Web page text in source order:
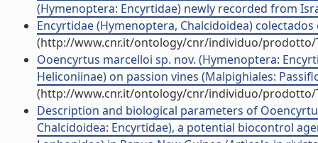
(Hymenoptera: Encyrtidae) newly recorded from
Encyrtidae (Hymenoptera, Chalcidoidea)
(http://www.cnr.it/ontology/cnr/individuo/prodotto/
Ooencyrtus marcelloi sp. nov. (Hymenoptera:
Heliconiinae) on passion vines (Malpighiales:
(http://www.cnr.it/ontology/cnr/individuo/prodotto/
Description and biological parameters of
Chalcidoidea: Encyrtidae), a potential biocontrol